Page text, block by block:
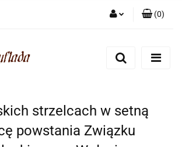
Zarejestruj się
(0)
strzelcach w setną
powstania Związku